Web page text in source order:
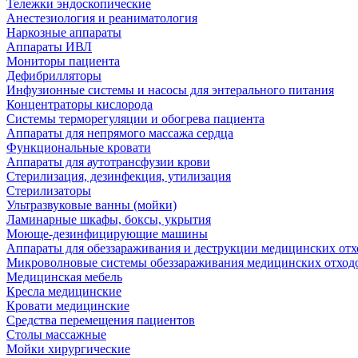
Тележки эндоскопические
Анестезиология и реаниматология
Наркозные аппараты
Аппараты ИВЛ
Мониторы пациента
Дефибрилляторы
Инфузионные системы и насосы для энтерального питания
Концентраторы кислорода
Системы терморегуляции и обогрева пациента
Аппараты для непрямого массажа сердца
Функциональные кровати
Аппараты для аутотрансфузии крови
Стерилизация, дезинфекция, утилизация
Стерилизаторы
Ультразвуковые ванны (мойки)
Ламинарные шкафы, боксы, укрытия
Моюще-дезинфицирующие машины
Аппараты для обеззараживания и деструкции медицинских
Микроволновые системы обеззараживания медицинских
Медицинская мебель
Кресла медицинские
Кровати медицинские
Средства перемещения пациентов
Столы массажные
Мойки хирургические